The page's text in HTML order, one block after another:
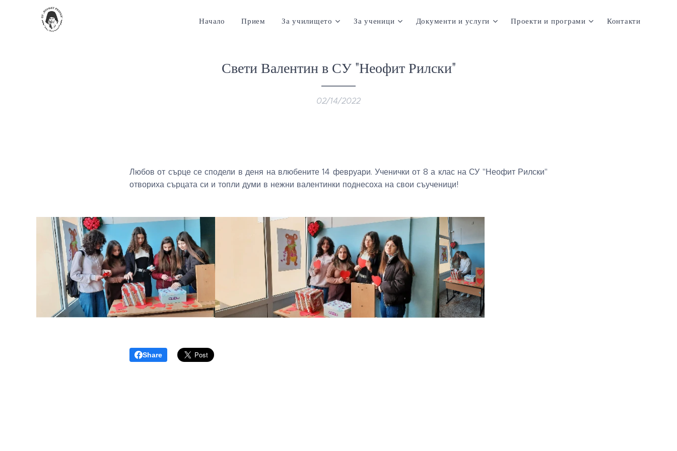
Начало Прием За училището За ученици Документи и услуги Проекти и програми Контакти
Свети Валентин в СУ "Неофит Рилски"
02/14/2022
Любов от сърце се сподели в деня на влюбените 14 февруари. Ученички от 8 а клас на СУ "Неофит Рилски"
отвориха сърцата си и топли думи в нежни валентинки поднесоха на свои съученици!
Share